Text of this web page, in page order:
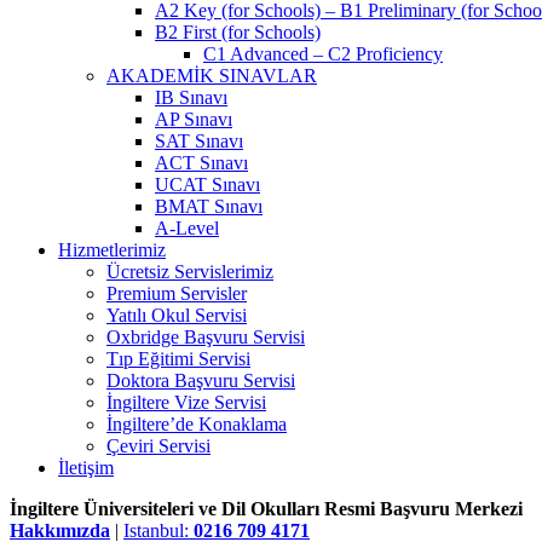
A2 Key (for Schools) – B1 Preliminary (for
B2 First (for Schools)
C1 Advanced – C2 Proficiency
AKADEMİK SINAVLAR
IB Sınavı
AP Sınavı
SAT Sınavı
ACT Sınavı
UCAT Sınavı
BMAT Sınavı
A-Level
Hizmetlerimiz
Ücretsiz Servislerimiz
Premium Servisler
Yatılı Okul Servisi
Oxbridge Başvuru Servisi
Tıp Eğitimi Servisi
Doktora Başvuru Servisi
İngiltere Vize Servisi
İngiltere’de Konaklama
Çeviri Servisi
İletişim
İngiltere Üniversiteleri ve Dil Okulları Resmi Başvuru Merkezi
Hakkımızda | Istanbul: 0216 709 4171